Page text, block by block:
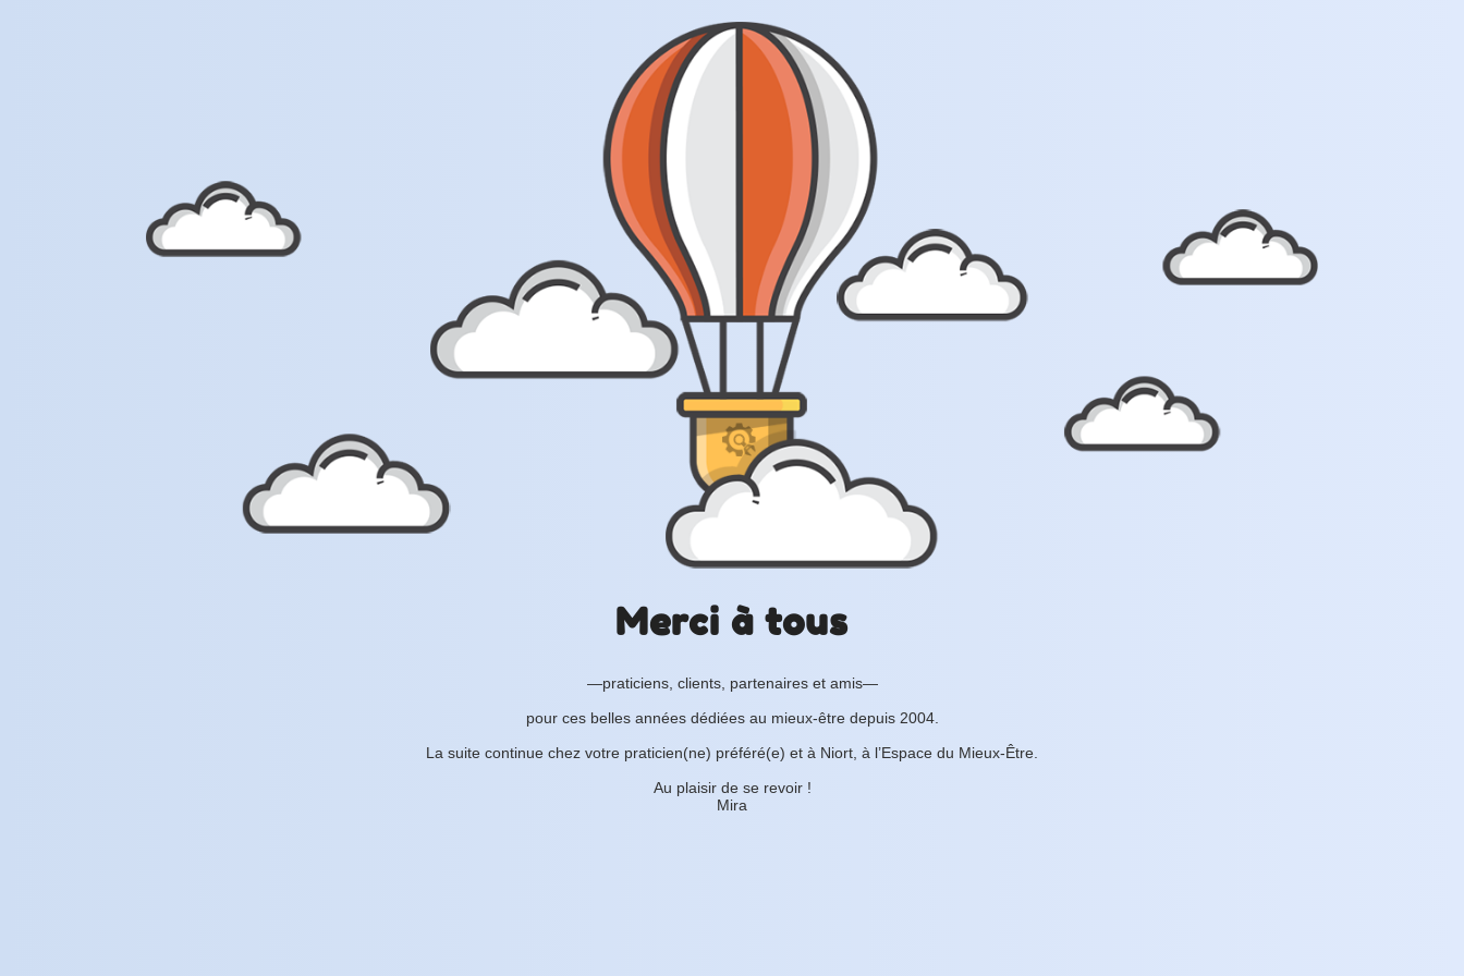
Merci à tous
—praticiens, clients, partenaires et amis—
pour ces belles années dédiées au mieux-être depuis 2004.
La suite continue chez votre praticien(ne) préféré(e) et à Niort, à l’Espace du Mieux-Être.
Au plaisir de se revoir !
Mira